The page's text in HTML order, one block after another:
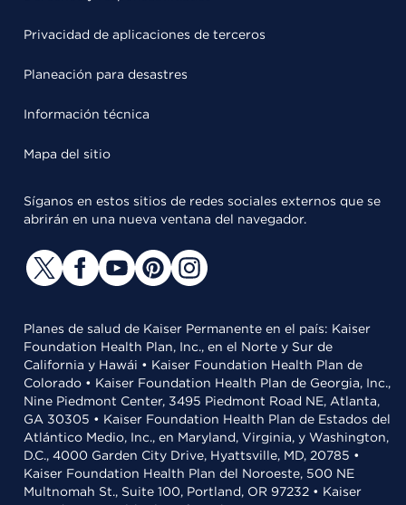
Privacidad de aplicaciones de terceros
Planeación para desastres
Información técnica
Mapa del sitio
Síganos en estos sitios de redes sociales externos que se
abrirán en una nueva ventana del navegador.
Planes de salud de Kaiser Permanente en el país: Kaiser
Foundation Health Plan, Inc., en el Norte y Sur de
California y Hawái • Kaiser Foundation Health Plan de
Colorado • Kaiser Foundation Health Plan de Georgia, Inc.,
Nine Piedmont Center, 3495 Piedmont Road NE, Atlanta,
GA 30305 • Kaiser Foundation Health Plan de Estados del
Atlántico Medio, Inc., en Maryland, Virginia, y Washington,
D.C., 4000 Garden City Drive, Hyattsville, MD, 20785 •
Kaiser Foundation Health Plan del Noroeste, 500 NE
Multnomah St., Suite 100, Portland, OR 97232 • Kaiser